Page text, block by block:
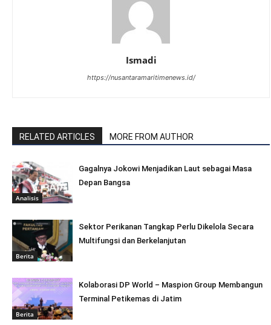
Ismadi
https://nusantaramaritimenews.id/
RELATED ARTICLES MORE FROM AUTHOR
Analisis
Gagalnya Jokowi Menjadikan Laut sebagai Masa
Depan Bangsa
Berita
Sektor Perikanan Tangkap Perlu Dikelola Secara
Multifungsi dan Berkelanjutan
Berita
Kolaborasi DP World – Maspion Group Membangun
Terminal Petikemas di Jatim